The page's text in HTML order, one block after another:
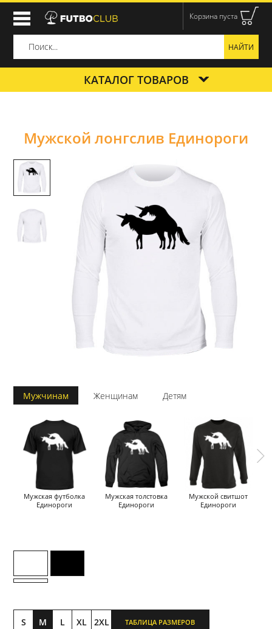
Корзина пуста
КАТАЛОГ ТОВАРОВ
Мужской лонгслив Единороги
Мужчинам Женщинам Детям
Мужская футболка
Единороги
Мужская толстовка
Единороги
Мужской свитшот
Единороги
S M L XL 2XL ТАБЛИЦА РАЗМЕРОВ